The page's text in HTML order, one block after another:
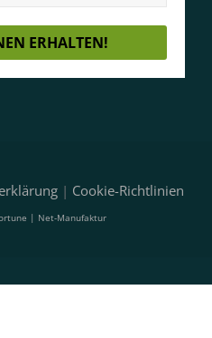
| Cookie-Richtlinien
| Net-Manufaktur